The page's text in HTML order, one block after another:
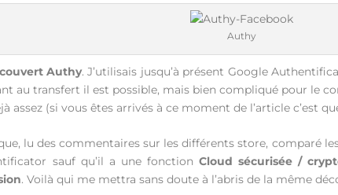
Authy
Authy. J’utilisais jusqu’à présent Google
au transfert il est possible, mais bien compliqué pour le
assez (si vous êtes arrivés à ce moment de l’article c’est
lu des commentaires sur les différents store, comparé
sauf qu’il a une fonction Cloud sécurisée /
. Voilà qui me mettra sans doute à l’abris de la même